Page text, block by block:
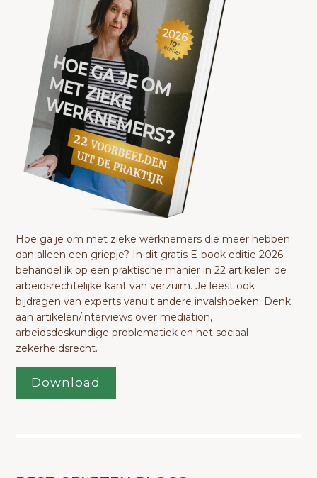
Hoe ga je om met zieke werknemers die meer hebben
dan alleen een griepje? In dit gratis E-book editie 2026
behandel ik op een praktische manier in 22 artikelen de
arbeidsrechtelijke kant van verzuim. Je leest ook
bijdragen van experts vanuit andere invalshoeken. Denk
aan artikelen/interviews over mediation,
arbeidsdeskundige problematiek en het sociaal
zekerheidsrecht.
Download